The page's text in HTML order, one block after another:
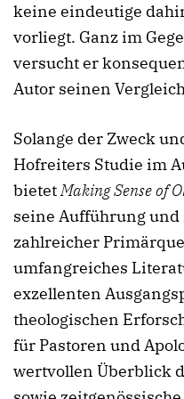
keine eindeutige
vorliegt. Ganz im
versucht er
Autor seinen
Solange der Zweck
Hofreiters Studie im
bietet Making Sense of
seine Aufführung
zahlreicher
umfangreiches
exzellenten
theologischen
für Pastoren und
wertvollen Überblick